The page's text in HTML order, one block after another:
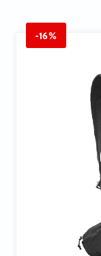
-16%